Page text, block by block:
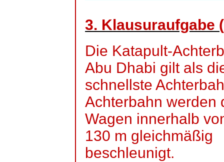
3. Klausuraufgabe
Die Katapult-
Abu Dhabi gilt als
schnellste
Achterbahn werden
Wagen innerhalb
130 m gleichmäßig
beschleunigt.